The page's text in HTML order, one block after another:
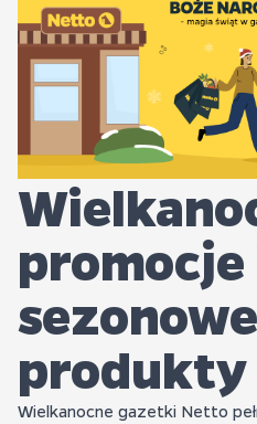
promocje
sezonowe
produkty
Wielkanocne gazetki Netto